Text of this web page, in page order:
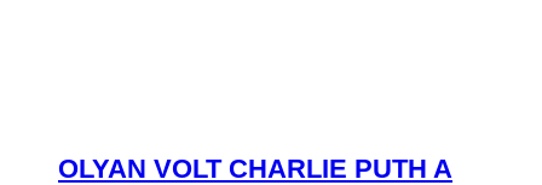
OLYAN VOLT CHARLIE PUTH A